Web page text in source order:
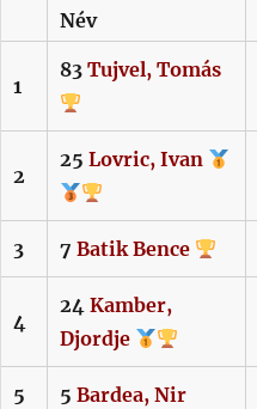
Név
1
83 Tujvel, Tomás
2
25 Lovric, Ivan
3 7 Batik Bence
4
24 Kamber,
Djordje
5 5 Bardea, Nir